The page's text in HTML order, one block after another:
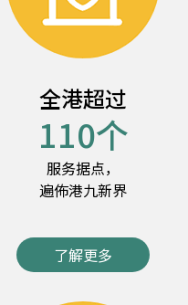
全港超过
110个
服务据点，
遍佈港九新界
了解更多